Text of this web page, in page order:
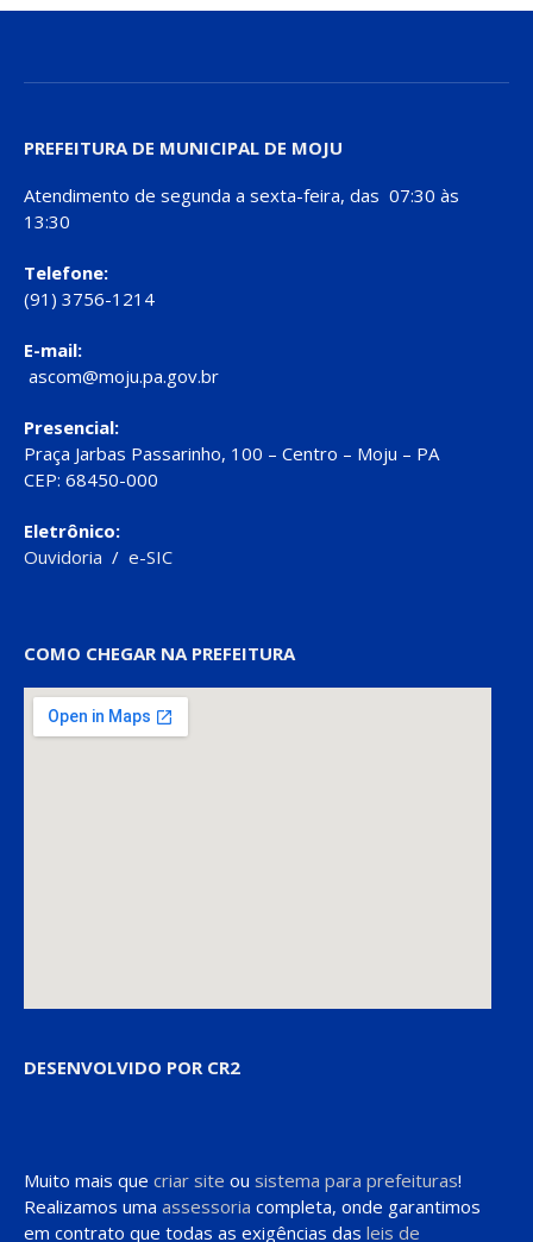
PREFEITURA DE MUNICIPAL DE MOJU
Atendimento de segunda a sexta-feira, das 07:30 às
13:30
Telefone:
(91) 3756-1214
E-mail:
ascom@moju.pa.gov.br
Presencial:
Praça Jarbas Passarinho, 100 – Centro – Moju – PA
CEP: 68450-000
Eletrônico:
Ouvidoria / e-SIC
COMO CHEGAR NA PREFEITURA
DESENVOLVIDO POR CR2
Muito mais que criar site ou sistema para prefeituras!
Realizamos uma assessoria completa, onde garantimos
em contrato que todas as exigências das leis de